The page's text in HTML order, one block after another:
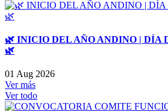
🌿 INICIO DEL AÑO ANDINO | DÍA
🌿
01 Aug 2026
Ver más
Ver todo